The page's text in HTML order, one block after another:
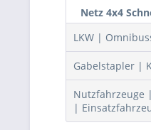
Netz 4x4
LKW |
Gabelstapler |
Nutzfahrzeuge
|